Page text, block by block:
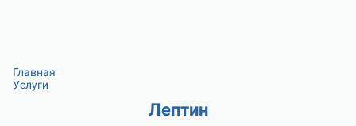
Главная
Услуги
Лептин